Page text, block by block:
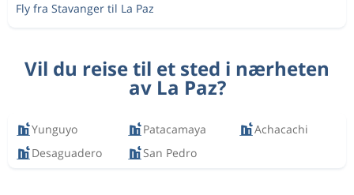
Fly fra Stavanger til La Paz
Vil du reise til et sted i nærheten
av La Paz?
Yunguyo Patacamaya
Achacachi
Desaguadero
San Pedro